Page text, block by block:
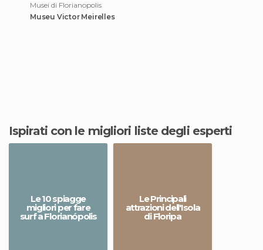
Musei di Florianopolis
Museu Victor Meirelles
Ispirati con le migliori liste degli esperti
Le 10 spiagge
migliori per fare
surf a Florianópolis
Le Principali
attrazioni dell'Isola
di Floripa